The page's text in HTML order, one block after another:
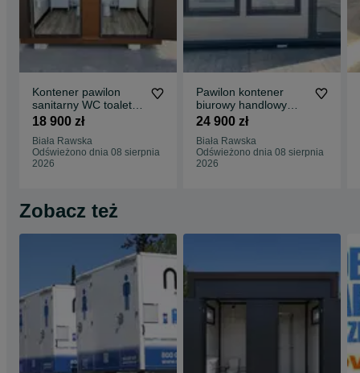
Kontener pawilon
sanitarny WC toaleta
kemping łazienka
18 900 zł
Biała Rawska
Odświeżono dnia 08 sierpnia
2026
Pawilon kontener
biurowy handlowy
sklep bar kwiaciarnia
24 900 zł
Biała Rawska
Odświeżono dnia 08 sierpnia
2026
Zobacz też